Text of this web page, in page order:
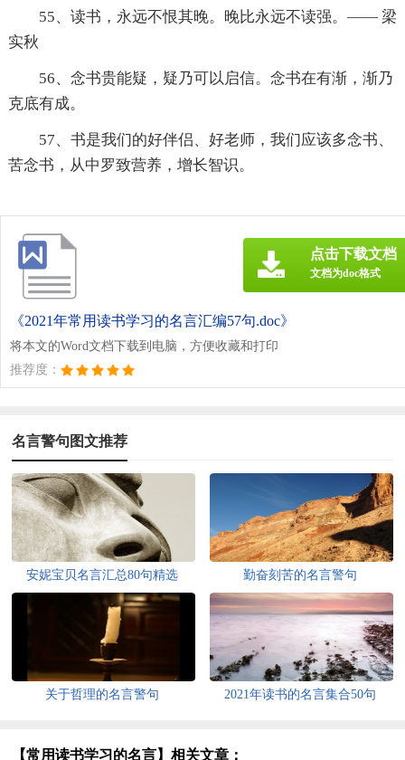
55、读书，永远不恨其晚。晚比永远不读强。—— 梁
实秋
56、念书贵能疑，疑乃可以启信。念书在有渐，渐乃
克底有成。
57、书是我们的好伴侣、好老师，我们应该多念书、
苦念书，从中罗致营养，增长智识。
《2021年常用读书学习的名言汇编57句.doc》
将本文的Word文档下载到电脑，方便收藏和打印
推荐度：
点击下载文档
文档为doc格式
名言警句图文推荐
安妮宝贝名言汇总80句精选 勤奋刻苦的名言警句
关于哲理的名言警句 2021年读书的名言集合50句
【常用读书学习的名言】相关文章：